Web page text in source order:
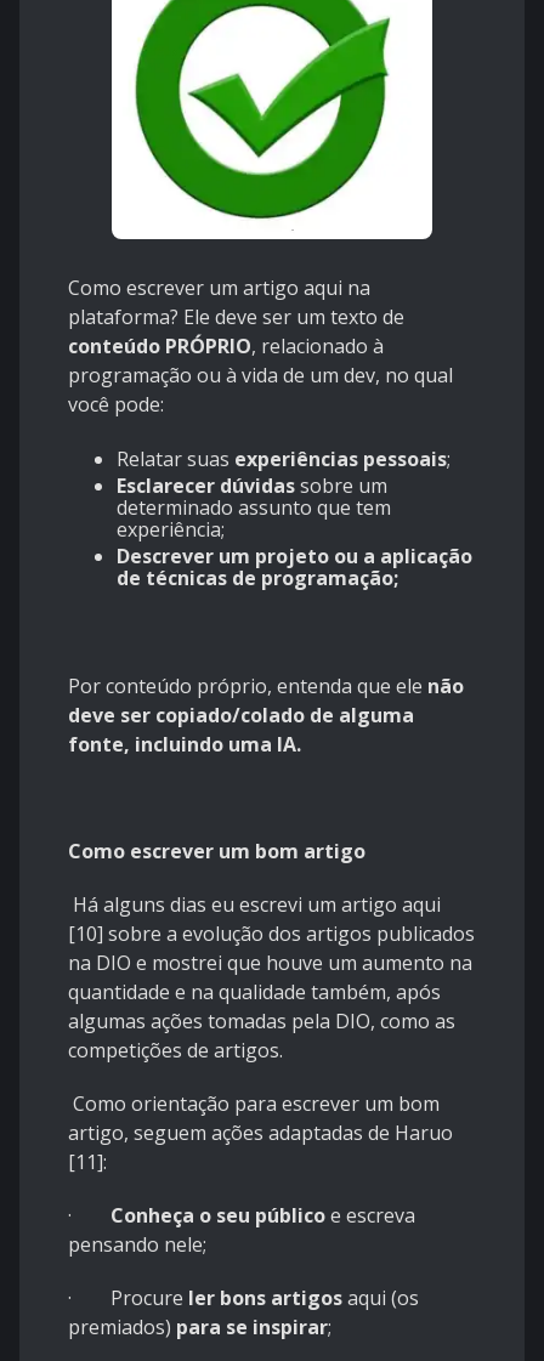
Como escrever um artigo aqui na
plataforma? Ele deve ser um texto de
conteúdo PRÓPRIO, relacionado à
programação ou à vida de um dev, no qual
você pode:
Relatar suas experiências pessoais;
Esclarecer dúvidassobre um
determinado assunto que tem
experiência;
Descrever um projeto ou a aplicação
de técnicas de programação;
Por conteúdo próprio, entenda que ele não
deve ser copiado/colado de alguma
fonte, incluindo uma IA.
Como escrever um bom artigo
Há alguns dias eu escrevi um artigo aqui
[10] sobre a evolução dos artigos publicados
na DIO e mostrei que houve um aumento na
quantidade e na qualidade também, após
algumas ações tomadas pela DIO, como as
competições de artigos.
Como orientação para escrever um bom
artigo, seguem ações adaptadas de Haruo
[11]:
· Conheça o seu públicoe escreva
pensando nele;
· Procure ler bons artigosaqui (os
premiados) para se inspirar;